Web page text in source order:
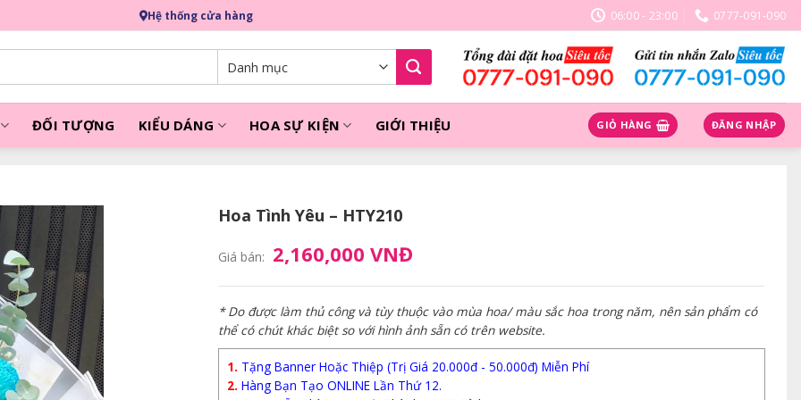
Hệ thống cửa hàng 06:00 - 23:00 0777-091-090
ĐỐI TƯỢNG KIỂU DÁNG HOA SỰ KIỆN GIỚI THIỆU GIỎ HÀNG ĐĂNG NHẬP
Hoa Tình Yêu – HTY210
Giá bán: 2,160,000 VNĐ
* Do được làm thủ công và tùy thuộc vào mùa hoa/ màu sắc hoa trong năm, nên sản phẩm có
thể có chút khác biệt so với hình ảnh sẵn có trên website.
1. Tặng Banner Hoặc Thiệp (Trị Giá 20.000đ - 50.000đ) Miễn Phí
2. Hàng Bạn Tạo ONLINE Lần Thứ 12.